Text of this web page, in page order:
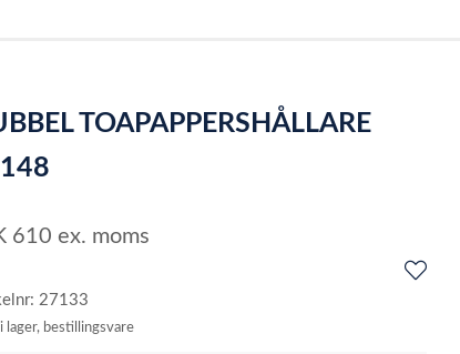
TOAPAPPERSHÅLLARE
610 ex. moms
27133
lager